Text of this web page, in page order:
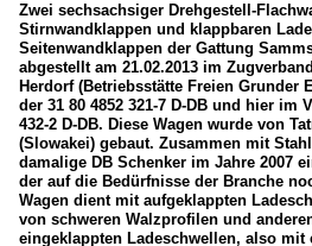
Zwei sechsachsiger Drehgestell-
Stirnwandklappen und klappbaren
Seitenwandklappen der Gattung
abgestellt am 21.02.2013 im
Herdorf (Betriebsstätte Freien Grunder
der 31 80 4852 321-7 D-DB und hier im
432-2 D-DB. Diese Wagen wurde von
(Slowakei) gebaut. Zusammen mit
damalige DB Schenker im Jahre 2007
der auf die Bedürfnisse der Branche
Wagen dient mit aufgeklappten
von schweren Walzprofilen und
eingeklappten Ladeschwellen, also mit